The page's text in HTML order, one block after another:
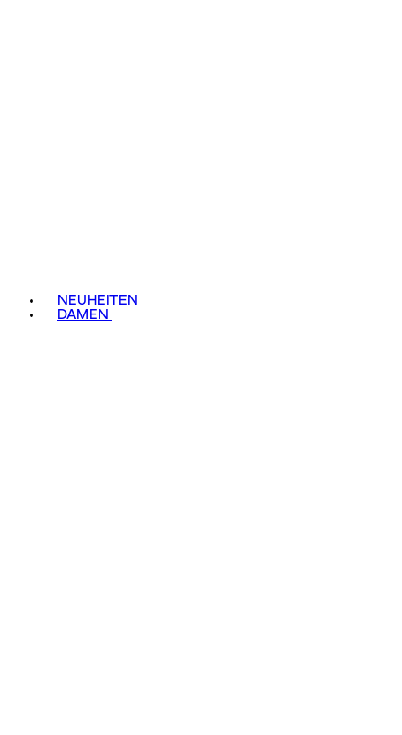
NEUHEITEN
DAMEN